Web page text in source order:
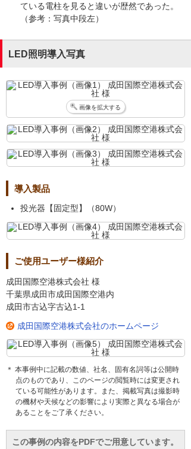
ている電柱を見ると違いが歴然であった。
（参考：写真中段左）
LED照明導入写真
画像を拡大する
導入製品
投光器【固定型】（80W）
ご使用ユーザー様紹介
成田国際空港株式会社 様
千葉県成田市成田国際空港内
成田市古込字古込1-1
成田国際空港株式会社のホームページ
＊ 本事例中に記載の数値、社名、固有名詞等は公開時
点のものであり、このページの閲覧時には変更され
ている可能性があります。また、掲載写真は撮影時
の機材や天候などの影響により実際と異なる場合が
あることをご了承ください。
この事例の内容をPDFでご用意しています。